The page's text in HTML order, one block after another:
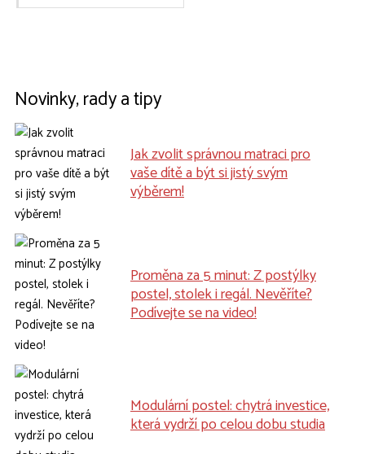
Novinky, rady a tipy
Jak zvolit správnou matraci pro
vaše dítě a být si jistý svým
výběrem!
Proměna za 5 minut: Z postýlky
postel, stolek i regál. Nevěříte?
Podívejte se na video!
Modulární postel: chytrá investice,
která vydrží po celou dobu studia